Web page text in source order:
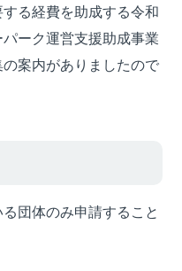
る経費を助成する令和
ーク運営支援助成事業
の案内がありましたので
団体のみ申請すること